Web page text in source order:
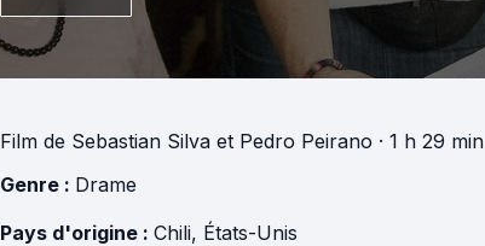
Film de Sebastian Silva et Pedro Peirano · 1 h 29 min
Genre : Drame
Pays d'origine : Chili, États-Unis